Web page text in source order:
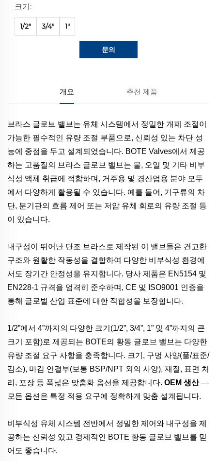
크기:
1/2" 3/4" 1"
문의
개요 추천 제품
브라스 글로브 밸브는 유체 시스템에서 정밀한 개폐 조절이
가능한 필수적인 유량 조절 부품으로, 신뢰성 있는 차단 성
능에 중점을 두고 설계되었습니다. BOTE Valves에서 제공
하는 고품질의 브라스 글로브 밸브는 물, 오일 및 기타 비부
식성 액체 취급에 적합하며, 거주용 및 경산업용 분야 모두
에서 다양하게 활용될 수 있습니다. 예를 들어, 기구류의 차
단, 분기관의 흐름 제어 또는 저압 유체 회로의 유량 조절 등
이 있습니다.
내구성이 뛰어난 단조 브라스로 제작된 이 밸브들은 견고한
구조와 원활한 작동성을 결합하여 다양한 비부식성 환경에
서도 장기간 안정성을 유지합니다. 당사 제품은 EN5154 및
EN228-1 규격을 엄격히 준수하며, CE 및 ISO9001 인증을
통해 글로벌 산업 표준에 대한 적합성을 보장합니다.
1/2”에서 4”까지의 다양한 크기(1/2”, 3/4”, 1” 및 4”까지의 큰
크기 포함)로 제공되는 BOTE의 황동 글로브 밸브는 다양한
유량 조절 요구 사항을 충족합니다. 크기, 구멍 사양(풀/표준/
감소), 마감 연결부(보통 BSP/NPT 외의 사양), 재질, 표면 처
리, 포장 등 폭넓은 맞춤화 옵션을 제공합니다. OEM 생산—
모든 옵션은 특정 적용 요구에 정확하게 맞춤 설계됩니다.
비부식성 유체 시스템 전반에서 정밀한 제어와 내구성을 제
공하는 신뢰성 있고 경제적인 BOTE 황동 글로브 밸브를 믿
어도 좋습니다.